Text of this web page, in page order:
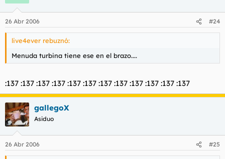
26 Abr 2006 #24
live4ever rebuznó:
Menuda turbina tiene ese en el brazo....
:137 :137 :137 :137 :137 :137 :137 :137 :137 :137 :137 :137
gallegoX
Asiduo
26 Abr 2006 #25